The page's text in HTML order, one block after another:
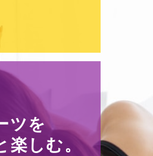
ツを
楽しむ。